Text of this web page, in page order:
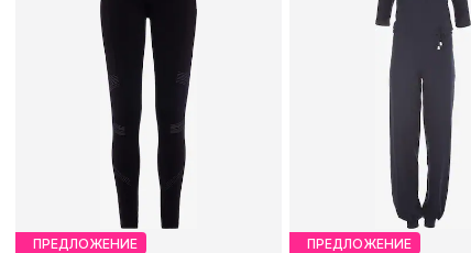
ПРЕДЛОЖЕНИЕ ПРЕДЛОЖЕНИЕ